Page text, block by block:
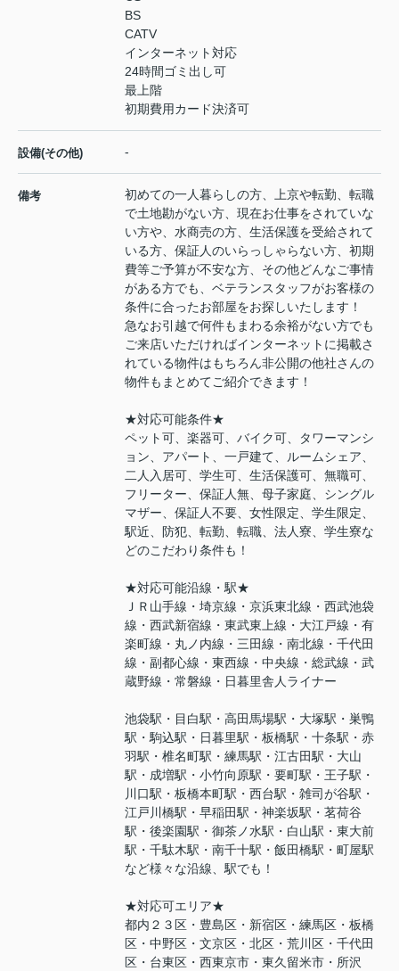
BS
CATV
インターネット対応
24時間ゴミ出し可
最上階
初期費用カード決済可
設備(その他) -
備考
初めての一人暮らしの方、上京や転勤、転職
で土地勘がない方、現在お仕事をされていな
い方や、水商売の方、生活保護を受給されて
いる方、保証人のいらっしゃらない方、初期
費等ご予算が不安な方、その他どんなご事情
がある方でも、ベテランスタッフがお客様の
条件に合ったお部屋をお探しいたします！
急なお引越で何件もまわる余裕がない方でも
ご来店いただければインターネットに掲載さ
れている物件はもちろん非公開の他社さんの
物件もまとめてご紹介できます！
★対応可能条件★
ペット可、楽器可、バイク可、タワーマンシ
ョン、アパート、一戸建て、ルームシェア、
二人入居可、学生可、生活保護可、無職可、
フリーター、保証人無、母子家庭、シングル
マザー、保証人不要、女性限定、学生限定、
駅近、防犯、転勤、転職、法人寮、学生寮な
どのこだわり条件も！
★対応可能沿線・駅★
ＪＲ山手線・埼京線・京浜東北線・西武池袋
線・西武新宿線・東武東上線・大江戸線・有
楽町線・丸ノ内線・三田線・南北線・千代田
線・副都心線・東西線・中央線・総武線・武
蔵野線・常磐線・日暮里舎人ライナー
池袋駅・目白駅・高田馬場駅・大塚駅・巣鴨
駅・駒込駅・日暮里駅・板橋駅・十条駅・赤
羽駅・椎名町駅・練馬駅・江古田駅・大山
駅・成増駅・小竹向原駅・要町駅・王子駅・
川口駅・板橋本町駅・西台駅・雑司が谷駅・
江戸川橋駅・早稲田駅・神楽坂駅・茗荷谷
駅・後楽園駅・御茶ノ水駅・白山駅・東大前
駅・千駄木駅・南千十駅・飯田橋駅・町屋駅
など様々な沿線、駅でも！
★対応可エリア★
都内２３区・豊島区・新宿区・練馬区・板橋
区・中野区・文京区・北区・荒川区・千代田
区・台東区・西東京市・東久留米市・所沢